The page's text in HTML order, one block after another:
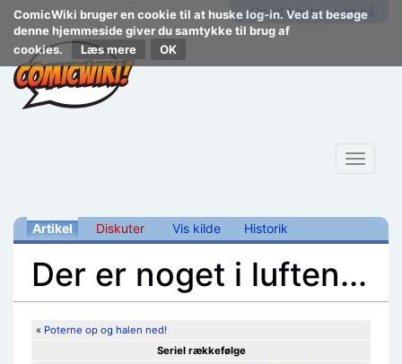
ComicWiki bruger en cookie til at huske log-in. Ved at besøge
denne hjemmeside giver du samtykke til brug af
cookies.
Læs mere
Opret konto Log på
Toggle
Artikel Diskuter Vis kilde Historik
Der er noget i luften...
« Poterne op og halen ned!
Seriel rækkefølge